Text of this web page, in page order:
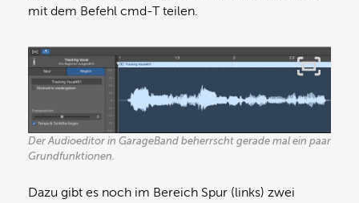
mit dem Befehl cmd-T teilen.
Der Audioeditor in GarageBand beherrscht gerade mal ein paar
Grundfunktionen.
Dazu gibt es noch im Bereich Spur (links) zwei